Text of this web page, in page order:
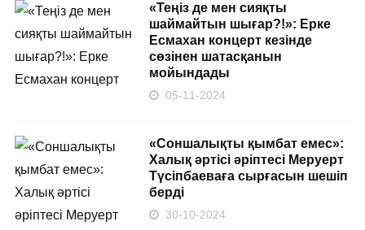
«Теңіз де мен сияқты
шаймайтын шығар?!»: Ерке
Есмахан концерт кезінде
сөзінен шатасқанын
мойындады
05-11-2024
«Соншалықты қымбат емес»:
Халық әртісі әріптесі Меруерт
Түсіпбаеваға сырғасын шешіп
берді
30-10-2024